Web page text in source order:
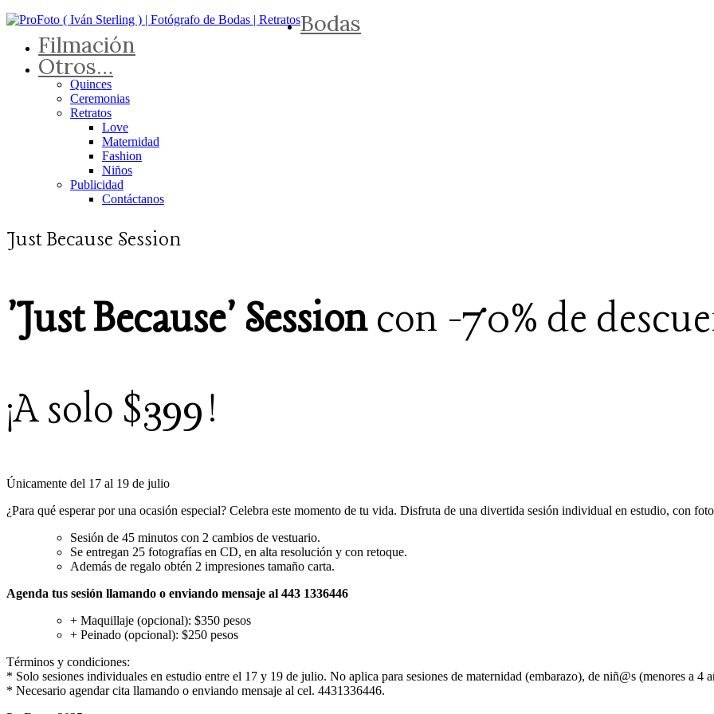
Bodas
Filmación
Otros…
Quinces
Ceremonias
Retratos
Love
Maternidad
Fashion
Niños
Publicidad
Contáctanos
Just Because Session
'Just Because' Sessioncon -70% de
¡A solo $399!
Únicamente del 17 al 19 de julio
¿Para qué esperar por una ocasión especial? Celebra este momento de tu vida. Disfruta de una divertida sesión individual en estudio, con
Sesión de 45 minutos con 2 cambios de vestuario.
Se entregan 25 fotografías en CD, en alta resolución y con retoque.
Además de regalo obtén 2 impresiones tamaño carta.
Agenda tus sesión llamando o enviando mensaje al 443 1336446
+ Maquillaje (opcional): $350 pesos
+ Peinado (opcional): $250 pesos
Términos y condiciones:
* Solo sesiones individuales en estudio entre el 17 y 19 de julio. No aplica para sesiones de maternidad (embarazo), de niñ@s (menores a 4
* Necesario agendar cita llamando o enviando mensaje al cel. 4431336446.